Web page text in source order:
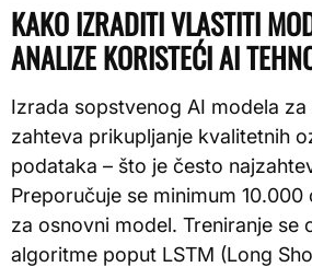
KAKO IZRADITI VLASTITI
ANALIZE KORISTEĆI AI
Izrada sopstvenog AI modela
zahteva prikupljanje kvalitetnih
podataka – što je često
Preporučuje se minimum
za osnovni model. Treniranje se
algoritme poput LSTM (Long